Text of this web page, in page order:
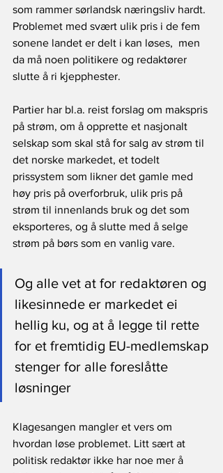
som rammer sørlandsk næringsliv hardt.
Problemet med svært ulik pris i de fem
sonene landet er delt i kan løses,  men
da må noen politikere og redaktører
slutte å ri kjepphester.
Partier har bl.a. reist forslag om makspris
på strøm, om å opprette et nasjonalt
selskap som skal stå for salg av strøm til
det norske markedet, et todelt
prissystem som likner det gamle med
høy pris på overforbruk, ulik pris på
strøm til innenlands bruk og det som
eksporteres, og å slutte med å selge
strøm på børs som en vanlig vare.
Og alle vet at for redaktøren og
likesinnede er markedet ei
hellig ku, og at å legge til rette
for et fremtidig EU-medlemskap
stenger for alle foreslåtte
løsninger
Klagesangen mangler et vers om
hvordan løse problemet. Litt sært at
politisk redaktør ikke har noe mer å